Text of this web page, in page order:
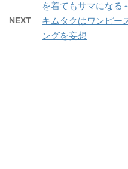
を着てもサマになる
NEXT
キムタクはワンピー
ングを妄想